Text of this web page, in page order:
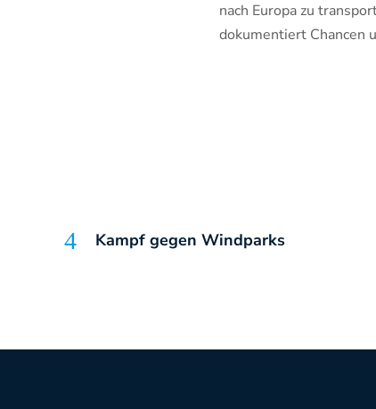
nach Europa zu
dokumentiert Chancen
Kampf gegen Windparks